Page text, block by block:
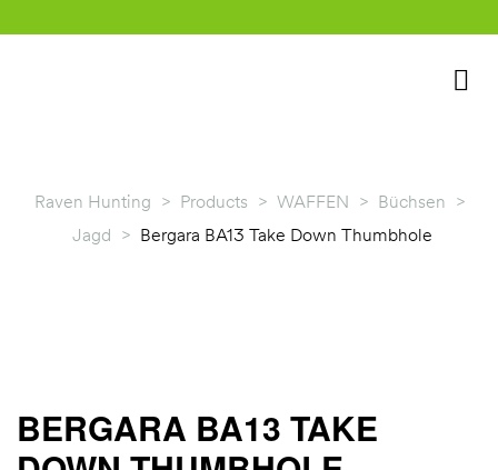
Raven Hunting > Products > WAFFEN > Büchsen >
Jagd > Bergara BA13 Take Down Thumbhole
BERGARA BA13 TAKE